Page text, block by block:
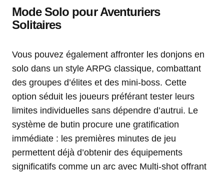
Mode Solo pour Aventuriers
Solitaires
Vous pouvez également affronter les donjons en
solo dans un style ARPG classique, combattant
des groupes d’élites et des mini-boss. Cette
option séduit les joueurs préférant tester leurs
limites individuelles sans dépendre d’autrui. Le
système de butin procure une gratification
immédiate : les premières minutes de jeu
permettent déjà d’obtenir des équipements
significatifs comme un arc avec Multi-shot offrant